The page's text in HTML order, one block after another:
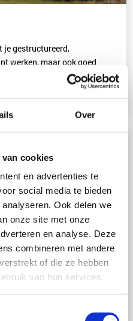
Over
cookies
en advertenties te
social media te bieden
Ook delen we
onze site met onze
en analyse. Deze
combineren met andere
of die ze hebben
van hun services.
je gestructureerd,
werken, maar ook goed